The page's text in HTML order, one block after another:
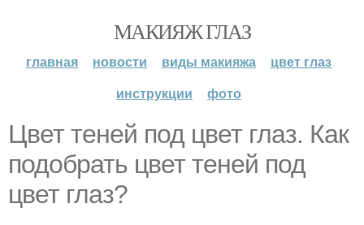
МАКИЯЖ ГЛАЗ
главная новости виды макияжа
цвет глаз
инструкции
фото
Цвет теней под цвет глаз. Как
подобрать цвет теней под
цвет глаз?